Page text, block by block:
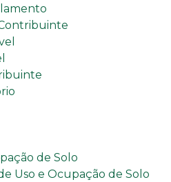
de Solo
Uso e Ocupação de Solo